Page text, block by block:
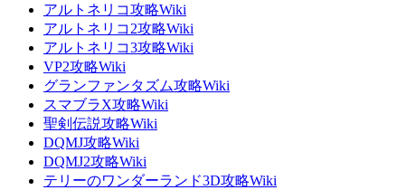
アルトネリコ攻略Wiki
アルトネリコ2攻略Wiki
アルトネリコ3攻略Wiki
VP2攻略Wiki
グランファンタズム攻略Wiki
スマブラX攻略Wiki
聖剣伝説攻略Wiki
DQMJ攻略Wiki
DQMJ2攻略Wiki
テリーのワンダーランド3D攻略Wiki